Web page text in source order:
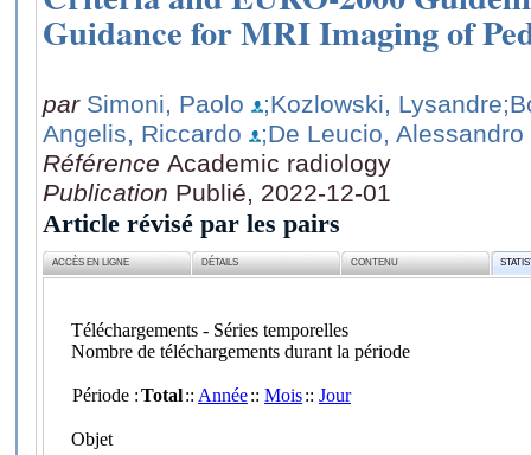
Guidance for MRI Imaging of
par Simoni, Paolo ;Kozlowski, Lysandre
Angelis, Riccardo
;De Leucio, Alessandro
Référence Academic radiology
Publication Publié, 2022-12-01
Article révisé par les pairs
ACCÈS EN LIGNE DÉTAILS CONTENU